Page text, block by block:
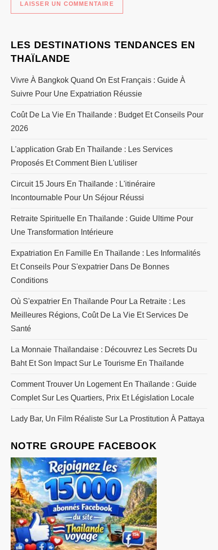
LES DESTINATIONS TENDANCES EN
THAÏLANDE
Vivre À Bangkok Quand On Est Français : Guide À
Suivre Pour Une Expatriation Réussie
Coût De La Vie En Thaïlande : Budget Et Conseils Pour
2026
L'application Grab En Thaïlande : Les Services
Proposés Et Comment Bien L'utiliser
Circuit 15 Jours En Thaïlande : L'itinéraire
Incontournable Pour Un Séjour Réussi
Retraite Spirituelle En Thaïlande : Guide Ultime Pour
Une Transformation Intérieure
Expatriation En Famille En Thaïlande : Les Informalités
Et Conseils Pour S'expatrier Dans De Bonnes
Conditions
Où S'expatrier En Thaïlande Pour La Retraite : Les
Meilleures Régions, Coût De La Vie Et Services De
Santé
La Monnaie Thaïlandaise : Découvrez Les Secrets Du
Baht Et Son Impact Sur Le Tourisme En Thaïlande
Comment Trouver Un Logement En Thaïlande : Guide
Complet Sur Les Quartiers, Prix Et Législation Locale
Lady Bar, Un Film Réaliste Sur La Prostitution À Pattaya
NOTRE GROUPE FACEBOOK